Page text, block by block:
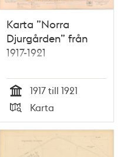
Karta ”Norra
Djurgården” från
1917-1921
Tid
1917 till 1921
Typ
Karta